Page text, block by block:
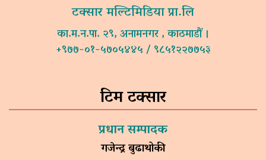
टक्सार मल्टिमिडिया प्रा.लि
का.म.न.पा. २९, अनामनगर , काठमाडौं ।
+९७७-०१-५७०५४४५ / ९८५१२२७७५३
टिम टक्सार
प्रधान सम्पादक
गजेन्द्र बुढाथोकी